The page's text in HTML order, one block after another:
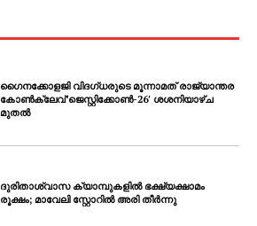
ഗൈനക്കോളജി വിദഗ്ധരുടെ മൂന്നാമത് രാജ്യാന്തര
കോണ്‍ക്ലേവ്’ജെസ്റ്റിക്കോണ്‍-26′ ശശനിയാഴ്‌ച
മുതല്‍
ദുരിതാശ്വാസ ക്യാമ്പുകളിൽ ഭക്ഷ്യക്ഷാമം
രൂക്ഷം; മാവേലി സ്റ്റോറിൽ അരി തീർന്നു